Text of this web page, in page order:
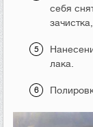
себя
лака.